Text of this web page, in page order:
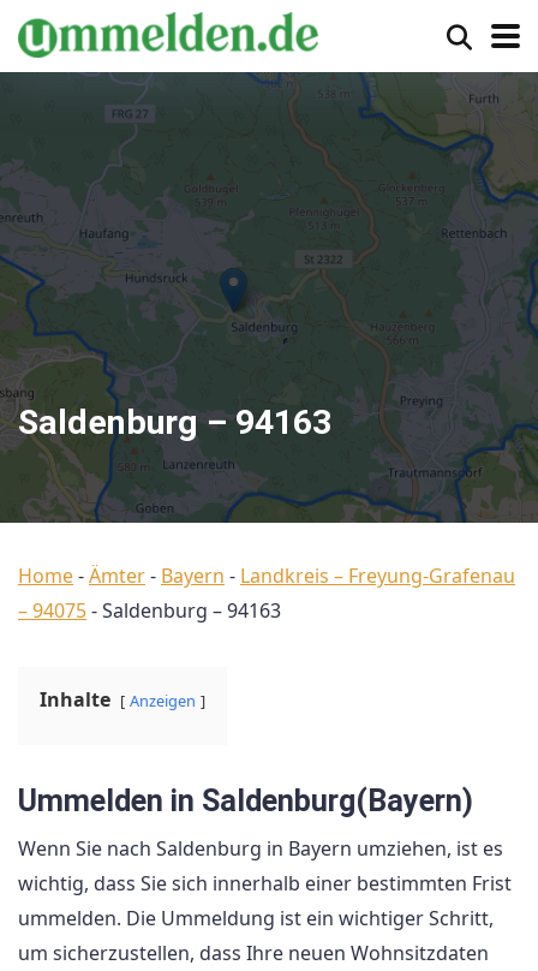
Saldenburg – 94163
Home-Ämter- Bayern - Landkreis – Freyung-Grafenau
– 94075-Saldenburg – 94163
Inhalte Anzeigen
Ummelden in Saldenburg(Bayern)
Wenn Sie nach Saldenburg in Bayern umziehen, ist es
wichtig, dass Sie sich innerhalb einer bestimmten Frist
ummelden. Die Ummeldung ist ein wichtiger Schritt,
um sicherzustellen, dass Ihre neuen Wohnsitzdaten